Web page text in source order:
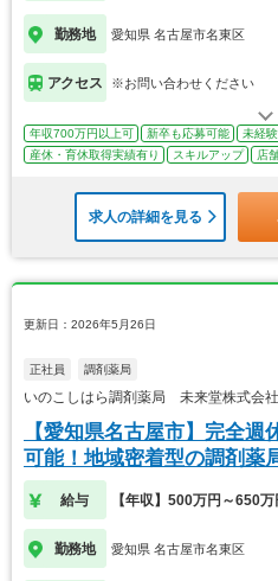
勤務地 愛知県 名古屋市名東区
アクセス ※お問い合わせください
年収700万円以上可 新卒も応募可能 未経
産休・育休取得実績有り
スキルアップ 店
求人の詳細を見る
更新日：2026年5月26日
正社員 調剤薬局
いのこしはら調剤薬局 未来堂株式会
【愛知県名古屋市】完全
可能！地域密着型の調剤薬
給与 【年収】500万円～650
勤務地 愛知県 名古屋市名東区